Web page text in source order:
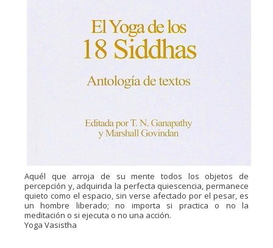
Aquél que arroja de su mente todos los objetos de
percepción y, adquirida la perfecta quiescencia, permanece
quieto como el espacio, sin verse afectado por el pesar, es
un hombre liberado; no importa si practica o no la
meditación o si ejecuta o no una acción.
Yoga Vasistha